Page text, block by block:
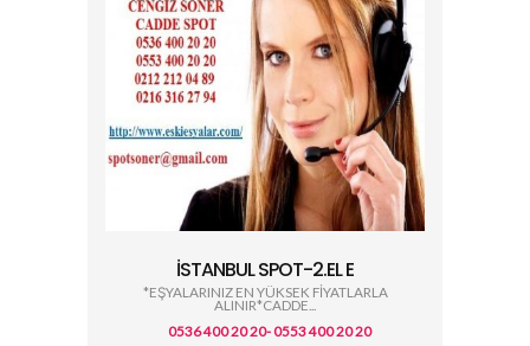
İSTANBUL SPOT-2.EL E
*EŞYALARINIZ EN YÜKSEK FİYATLARLA
ALINIR*CADDE...
0536 400 20 20- 0553 400 20 20